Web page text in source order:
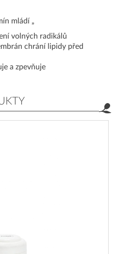
mládí „
volných radikálů
chrání lipidy před
a zpevňuje